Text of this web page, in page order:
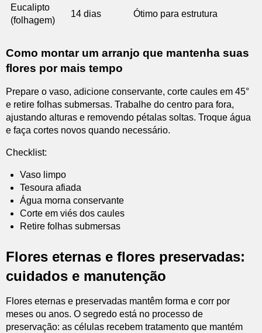
Eucalipto
(folhagem)
14 dias Ótimo para estrutura
Como montar um arranjo que mantenha suas
flores por mais tempo
Prepare o vaso, adicione conservante, corte caules em 45°
e retire folhas submersas. Trabalhe do centro para fora,
ajustando alturas e removendo pétalas soltas. Troque água
e faça cortes novos quando necessário.
Checklist:
Vaso limpo
Tesoura afiada
Água morna conservante
Corte em viés dos caules
Retire folhas submersas
Flores eternas e flores preservadas:
cuidados e manutenção
Flores eternas e preservadas mantêm forma e corr por
meses ou anos. O segredo está no processo de
preservação: as células recebem tratamento que mantém